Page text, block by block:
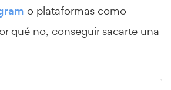
o plataformas como
qué no, conseguir sacarte una